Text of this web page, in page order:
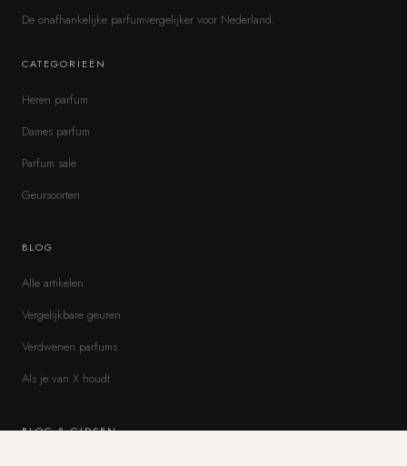
De onafhankelijke parfumvergelijker voor Nederland.
CATEGORIEËN
Heren parfum
Dames parfum
Parfum sale
Geursoorten
BLOG
Alle artikelen
Vergelijkbare geuren
Verdwenen parfums
Als je van X houdt
BLOG & GIDSEN